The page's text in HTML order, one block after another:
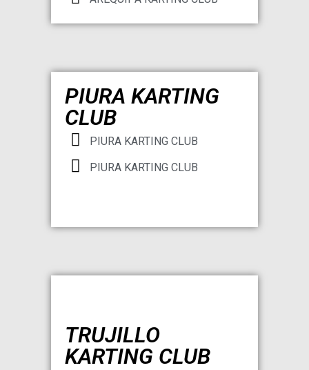
PIURA KARTING
CLUB
PIURA KARTING CLUB
PIURA KARTING CLUB
TRUJILLO
KARTING CLUB